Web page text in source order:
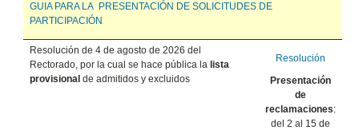
GUIA PARA LA PRESENTACIÓN DE SOLICITUDES DE
PARTICIPACIÓN
Resolución de 4 de agosto de 2026 del
Rectorado, por la cual se hace pública la lista
provisional de admitidos y excluidos
Resolución
Presentación
de
reclamaciones:
del 2 al 15 de